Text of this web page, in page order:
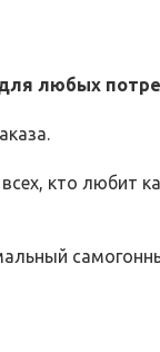
любых
кто любит